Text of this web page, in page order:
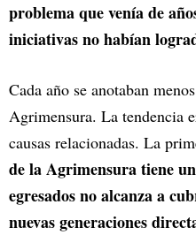
problema que venía de
iniciativas no habían
Cada año se anotaban
Agrimensura. La tendencia
causas relacionadas. La
de la Agrimensura tiene
egresados no alcanza a
nuevas generaciones